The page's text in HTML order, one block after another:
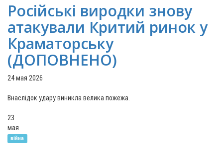
Російські виродки знову
атакували Критий ринок у
Краматорську
(ДОПОВНЕНО)
24 мая 2026
Внаслідок удару виникла велика пожежа.
23
мая
війна